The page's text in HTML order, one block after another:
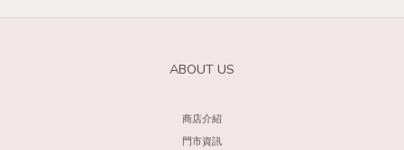
ABOUT US
商店介紹
門市資訊